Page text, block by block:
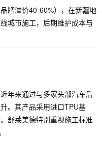
牌溢价40-60%），在新疆地
城市施工，后期维护成本与
年来通过与多家头部汽车后
。其产品采用进口TPU基
舒莱美德特别重视施工标准